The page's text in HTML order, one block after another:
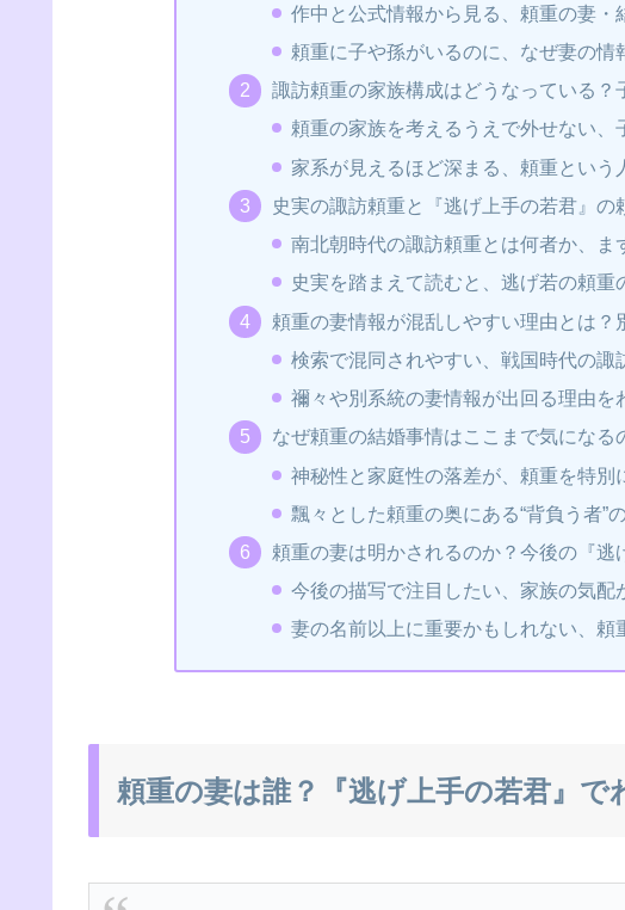
作中と公式情報から見る、頼重の妻・
頼重に子や孫がいるのに、なぜ妻の情
諏訪頼重の家族構成はどうなっている？
頼重の家族を考えるうえで外せない、
家系が見えるほど深まる、頼重という
史実の諏訪頼重と『逃げ上手の若君』の
南北朝時代の諏訪頼重とは何者か、ま
史実を踏まえて読むと、逃げ若の頼重
頼重の妻情報が混乱しやすい理由とは？
検索で混同されやすい、戦国時代の諏
禰々や別系統の妻情報が出回る理由を
なぜ頼重の結婚事情はここまで気にな
神秘性と家庭性の落差が、頼重を特別
飄々とした頼重の奥にある“背負う者”
頼重の妻は明かされるのか？今後の『逃
今後の描写で注目したい、家族の気配
妻の名前以上に重要かもしれない、頼
頼重の妻は誰？『逃げ上手の若君』で